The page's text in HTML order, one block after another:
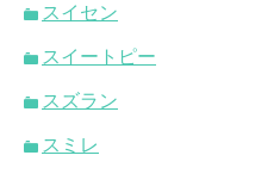
スイセン
スイートピー
スズラン
スミレ